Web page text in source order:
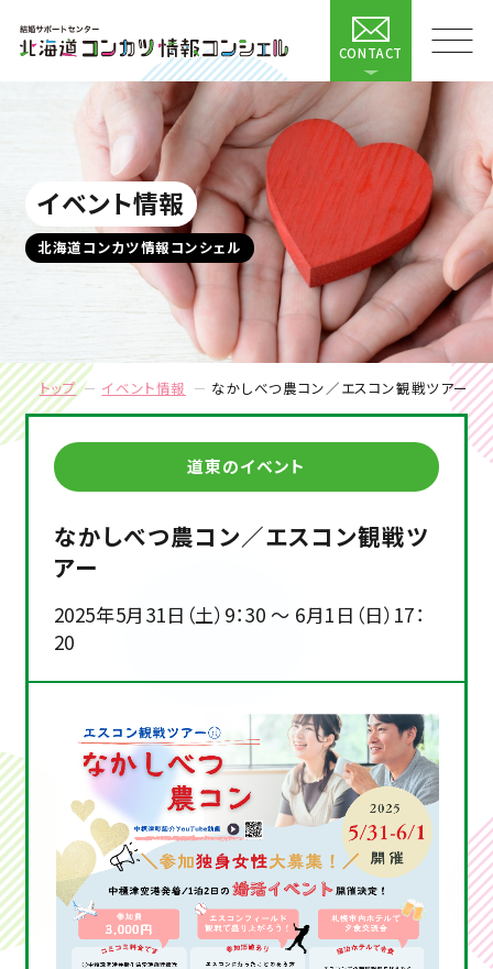
CONTACT
イベント情報
北海道コンカツ情報コンシェル
トップ イベント情報 なかしべつ農コン／エスコン観戦ツアー
道東のイベント
なかしべつ農コン／エスコン観戦ツ
アー
2025年5月31日（土）9：30 ～ 6月1日（日）17：
20